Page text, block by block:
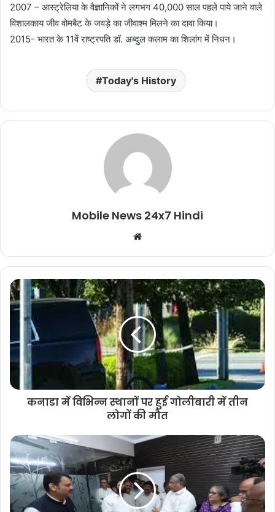
2007 – आस्ट्रेलिया के वैज्ञानिकों ने लगभग 40,000 साल पहले पाये जाने वाले
विशालकाय जीव वोमबैट के जवड़े का जीवाश्म मिलने का दावा किया।
2015- भारत के 11वें राष्ट्रपति डॉ. अब्दुल कलाम का शिलांग में निधन।
Today's History
Mobile News 24x7 Hindi
Website
कनाडा में विभिन्न स्थानों पर हुई गोलीबारी में तीन
लोगों की मौत